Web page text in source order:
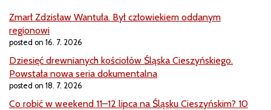
Zmarł Zdzisław Wantuła. Był człowiekiem oddanym
regionowi
posted on 16. 7. 2026
Dziesięć drewnianych kościołów Śląska Cieszyńskiego.
Powstała nowa seria dokumentalna
posted on 18. 7. 2026
Co robić w weekend 11–12 lipca na Śląsku Cieszyńskim? 10